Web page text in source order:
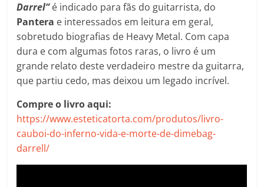
Darrel”é indicado para fãs do guitarrista, do
Pantera e interessados em leitura em geral,
sobretudo biografias de Heavy Metal. Com capa
dura e com algumas fotos raras, o livro é um
grande relato deste verdadeiro mestre da guitarra,
que partiu cedo, mas deixou um legado incrível.
Compre o livro aqui:
https://www.esteticatorta.com/produtos/livro-
cauboi-do-inferno-vida-e-morte-de-dimebag-
darrell/